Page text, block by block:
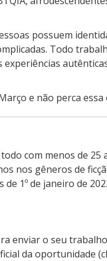
possuem
Todo
e não perca
com menos de 25
nos gêneros de
1º de janeiro de
enviar o seu
da oportunidade